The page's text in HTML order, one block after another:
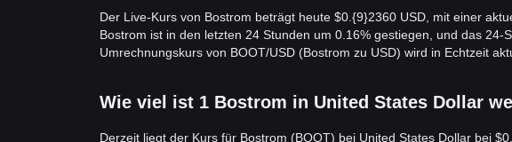
Der Live-Kurs von Bostrom beträgt heute $0.{9}2360 USD, mit einer
Bostrom ist in den letzten 24 Stunden um 0.16% gestiegen, und das
Umrechnungskurs von BOOT/USD (Bostrom zu USD) wird in Echtzeit
Wie viel ist 1 Bostrom in United States Dollar
Derzeit liegt der Kurs für Bostrom (BOOT) bei United States Dollar bei